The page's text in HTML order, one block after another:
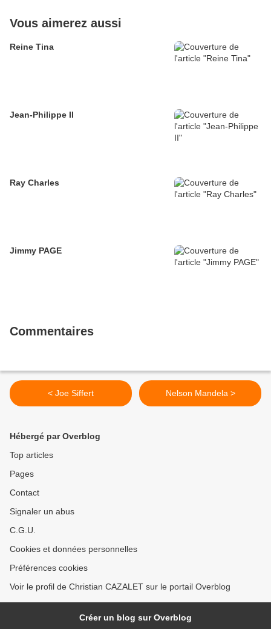
Vous aimerez aussi
Reine Tina
Jean-Philippe II
Ray Charles
Jimmy PAGE
Commentaires
< Joe Siffert Nelson Mandela >
Hébergé par Overblog
Top articles
Pages
Contact
Signaler un abus
C.G.U.
Cookies et données personnelles
Préférences cookies
Voir le profil de Christian CAZALET sur le portail Overblog
Créer un blog sur Overblog